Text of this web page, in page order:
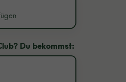
Du bekommst: